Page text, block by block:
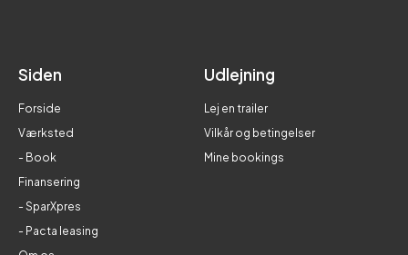
Siden
Forside
Værksted
- Book
Finansering
- SparXpres
- Pacta leasing
Udlejning
Lej en trailer
Vilkår og betingelser
Mine bookings